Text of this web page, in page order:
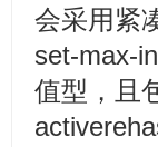
会采用紧
set-max-
值型，且